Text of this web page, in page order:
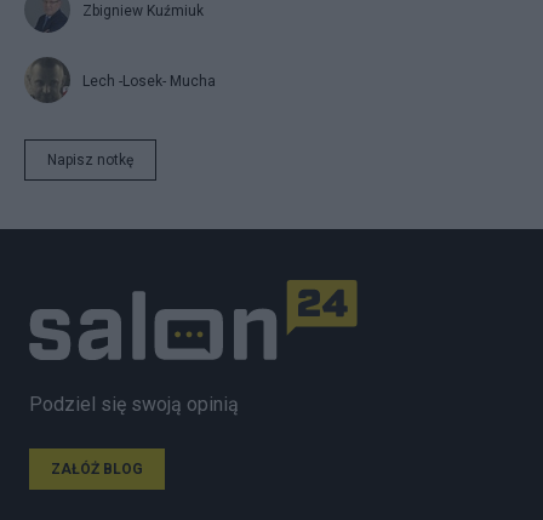
Zbigniew Kuźmiuk
Lech -Losek- Mucha
Napisz notkę
Podziel się swoją opinią
ZAŁÓŻ BLOG